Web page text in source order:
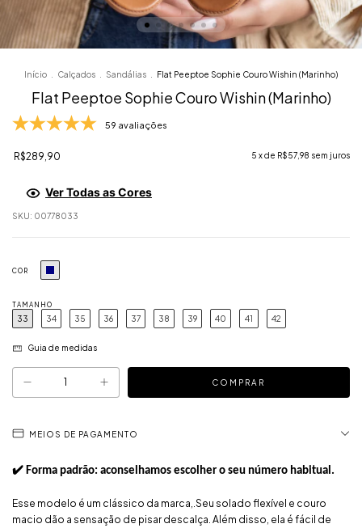
Início Calçados Sandálias Flat Peeptoe Sophie Couro Wishin (Marinho)
Flat Peeptoe Sophie Couro Wishin (Marinho)
59 avaliações
R$289,90 5 x de R$57,98 sem juros
Ver Todas as Cores
SKU: 00778033
COR
TAMANHO
33 34 35 36 37 38 39 40 41 42
Guia de medidas
MEIOS DE PAGAMENTO
✔️ Forma padrão: aconselhamos escolher o seu número habitual.
Esse modelo é um clássico da marca,.Seu solado flexível e couro
macio dão a sensação de pisar descalça. Além disso, ela é fácil de